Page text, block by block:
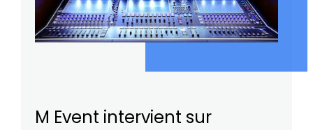
M Event intervient sur